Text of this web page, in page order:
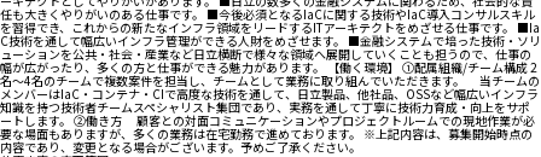
任も大きくやりがいのある仕事です。 ■今後必須となるIaCに関する技術やIaC導入コンサルスキル
を習得でき、これからの新たなインフラ領域をリードするITアーキテクトをめざせる仕事です。 ■Ia
C技術を通して幅広いインフラ管理ができる人財をめざせます。 ■金融システムで培った技術・ソリ
ューションを公共・社会・産業など日立横断で様々な領域へ展開していくことも担うので、仕事の
幅が広がったり、多くの方と仕事ができる魅力があります。 【働く環境】 ①配属組織/チーム構成 2
名～4名のチームで複数案件を担当し、チームとして業務に取り組んでいただきます。 当チームの
メンバーはIaC・コンテナ・CIで高度な技術を通して、日立製品、他社品、OSSなど幅広いインフラ
知識を持つ技術者チームスペシャリスト集団であり、実務を通して丁寧に技術力育成・向上をサポ
ートします。 ②働き方 顧客との対面コミュニケーションやプロジェクトルームでの現地作業が必
要な場面もありますが、多くの業務は在宅勤務で進めております。 ※上記内容は、募集開始時点の
内容であり、変更となる場合がございます。予めご了承ください。